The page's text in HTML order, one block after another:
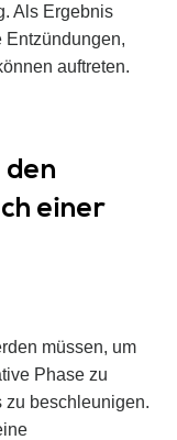
Als Ergebnis
Entzündungen,
auftreten.
den
einer
müssen, um
Phase zu
zu beschleunigen.